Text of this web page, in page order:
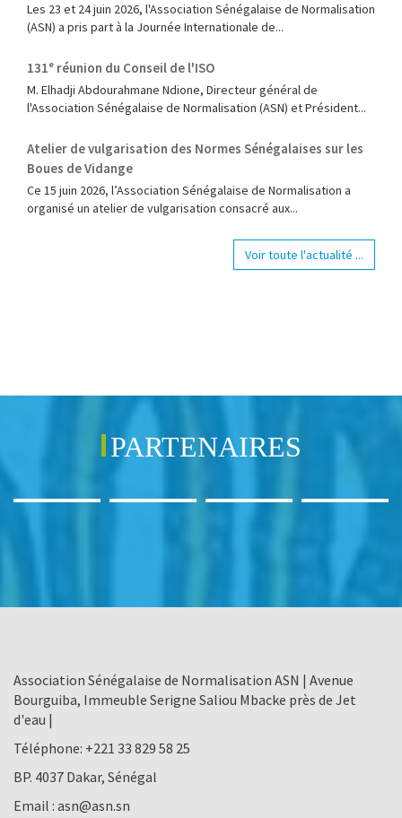
‎Les 23 et 24 juin 2026, l'Association Sénégalaise de Normalisation
(ASN) a pris part à la Journée Internationale de...
131ᵉ réunion du Conseil de l'ISO
M. Elhadji Abdourahmane Ndione, Directeur général de
l'Association Sénégalaise de Normalisation (ASN) et Président...
Atelier de vulgarisation des Normes Sénégalaises sur les
Boues de Vidange
Ce 15 juin 2026, l’Association Sénégalaise de Normalisation a
organisé un atelier de vulgarisation consacré aux...
Voir toute l'actualité ...
PARTENAIRES
Association Sénégalaise de Normalisation ASN | Avenue
Bourguiba, Immeuble Serigne Saliou Mbacke près de Jet
d'eau |
Téléphone: +221 33 829 58 25
BP. 4037 Dakar, Sénégal
Email : asn@asn.sn